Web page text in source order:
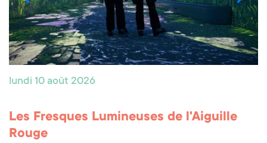
lundi 10 août 2026
Les Fresques Lumineuses de l'Aiguille
Rouge